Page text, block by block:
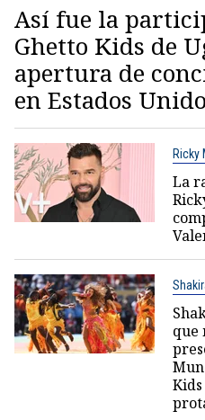
Así fue la
Ghetto Kids de
apertura de
en Estados
Ricky
La
que